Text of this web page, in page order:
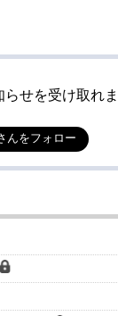
せを受け取れま
んをフォロー